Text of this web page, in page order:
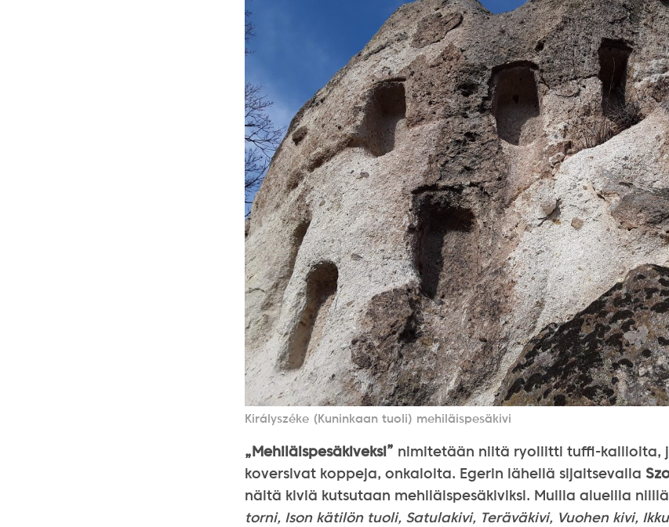
Királyszéke (Kuninkaan tuoli) mehiläispesäkivi
„Mehiläispesäkiveksi” nimitetään niitä ryoliitti tuffi-kallioita,
koversivat koppeja, onkaloita. Egerin lähellä sijaitsevalla
näitä kiviä kutsutaan mehiläispesäkiviksi. Muilla alueilla
torni, Ison kätilön tuoli, Satulakivi, Teräväkivi, Vuohen kivi,